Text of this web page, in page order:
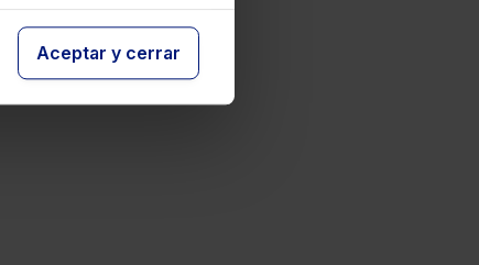
Aceptar y cerrar